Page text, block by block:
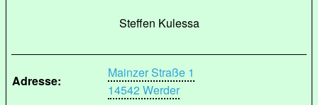
Steffen Kulessa
Adresse:
Mainzer Straße 1
14542 Werder